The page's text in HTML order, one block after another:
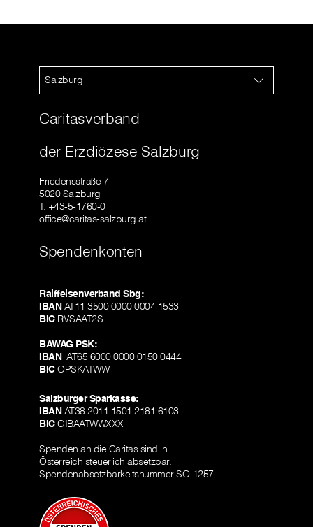
Salzburg
Caritasverband
der Erzdiözese Salzburg
Friedensstraße 7
5020 Salzburg
T: +43-5-1760-0
office@caritas-salzburg.at
Spendenkonten
Raiffeisenverband Sbg:
IBANAT11 3500 0000 0004 1533
BICRVSAAT2S
BAWAG PSK:
IBANAT65 6000 0000 0150 0444
BICOPSKATWW
Salzburger Sparkasse:
IBANAT38 2011 1501 2181 6103
BICGIBAATWWXXX
Spenden an die Caritas sind in
Österreich steuerlich absetzbar.
Spendenabsetzbarkeitsnummer SO-1257